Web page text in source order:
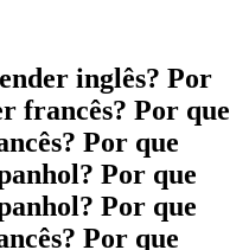
inglês? Por
francês? Por que
Por que
Por que
Por que
Por que